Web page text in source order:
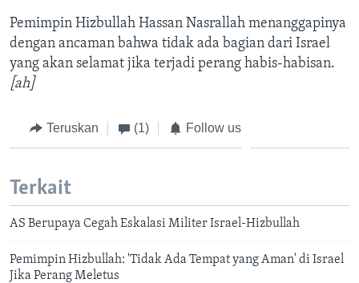
Pemimpin Hizbullah Hassan Nasrallah menanggapinya
dengan ancaman bahwa tidak ada bagian dari Israel
yang akan selamat jika terjadi perang habis-habisan.
[ah]
Teruskan (1) Follow us
Terkait
AS Berupaya Cegah Eskalasi Militer Israel-Hizbullah
Pemimpin Hizbullah: 'Tidak Ada Tempat yang Aman' di Israel
Jika Perang Meletus